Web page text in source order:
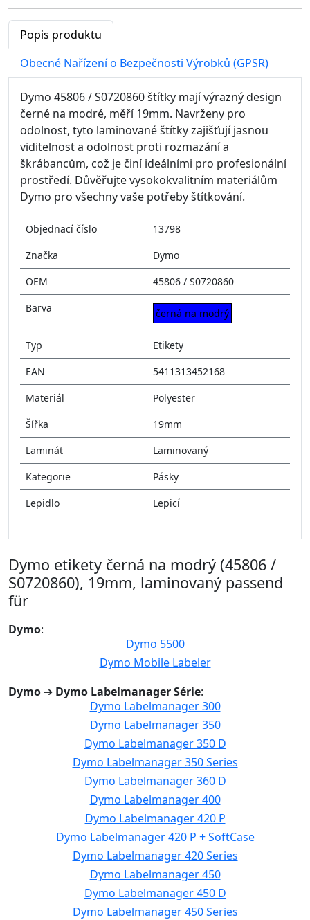
Popis produktu
Obecné Nařízení o Bezpečnosti Výrobků (GPSR)
Dymo 45806 / S0720860 štítky mají výrazný design
černé na modré, měří 19mm. Navrženy pro
odolnost, tyto laminované štítky zajišťují jasnou
viditelnost a odolnost proti rozmazání a
škrábancům, což je činí ideálními pro profesionální
prostředí. Důvěřujte vysokokvalitním materiálům
Dymo pro všechny vaše potřeby štítkování.
Objednací číslo
13798
Značka
Dymo
OEM
45806 / S0720860
Barva
černá na modrý
Typ
Etikety
EAN
5411313452168
Materiál
Polyester
Šířka
19mm
Laminát
Laminovaný
Kategorie
Pásky
Lepidlo
Lepicí
Dymo etikety černá na modrý (45806 /
S0720860), 19mm, laminovaný passend
für
Dymo:
Dymo 5500
Dymo Mobile Labeler
Dymo ➔ Dymo Labelmanager Série:
Dymo Labelmanager 300
Dymo Labelmanager 350
Dymo Labelmanager 350 D
Dymo Labelmanager 350 Series
Dymo Labelmanager 360 D
Dymo Labelmanager 400
Dymo Labelmanager 420 P
Dymo Labelmanager 420 P + SoftCase
Dymo Labelmanager 420 Series
Dymo Labelmanager 450
Dymo Labelmanager 450 D
Dymo Labelmanager 450 Series